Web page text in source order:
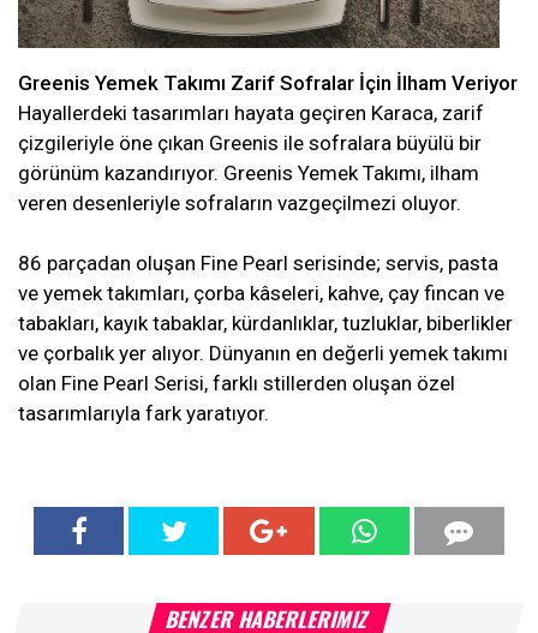
Greenis Yemek Takımı Zarif Sofralar İçin İlham Veriyor
Hayallerdeki tasarımları hayata geçiren Karaca, zarif
çizgileriyle öne çıkan Greenis ile sofralara büyülü bir
görünüm kazandırıyor. Greenis Yemek Takımı, ilham
veren desenleriyle sofraların vazgeçilmezi oluyor.
86 parçadan oluşan Fine Pearl serisinde; servis, pasta
ve yemek takımları, çorba kâseleri, kahve, çay fincan ve
tabakları, kayık tabaklar, kürdanlıklar, tuzluklar, biberlikler
ve çorbalık yer alıyor. Dünyanın en değerli yemek takımı
olan Fine Pearl Serisi, farklı stillerden oluşan özel
tasarımlarıyla fark yaratıyor.
BENZER HABERLERIMIZ